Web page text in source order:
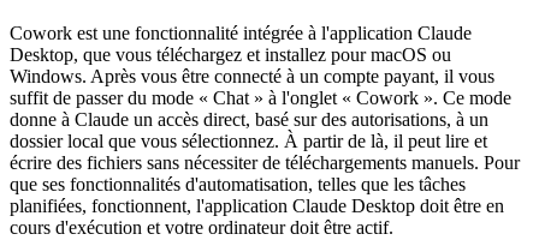
Cowork est une fonctionnalité intégrée à l'application Claude
Desktop, que vous téléchargez et installez pour macOS ou
Windows. Après vous être connecté à un compte payant, il vous
suffit de passer du mode « Chat » à l'onglet « Cowork ». Ce mode
donne à Claude un accès direct, basé sur des autorisations, à un
dossier local que vous sélectionnez. À partir de là, il peut lire et
écrire des fichiers sans nécessiter de téléchargements manuels. Pour
que ses fonctionnalités d'automatisation, telles que les tâches
planifiées, fonctionnent, l'application Claude Desktop doit être en
cours d'exécution et votre ordinateur doit être actif.